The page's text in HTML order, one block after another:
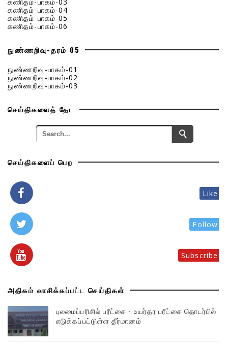
கணிதம்-பாகம்-04
கணிதம்-பாகம்-05
கணிதம்-பாகம்-06
நுண்ணறிவு-தரம் 05
நுண்ணறிவு-பாகம்-01
நுண்ணறிவு-பாகம்-02
நுண்ணறிவு-பாகம்-03
செய்திகளைத் தேட
செய்திகளைப் பெற
Like
Follow
Subscribe
அதிகம் வாசிக்கப்பட்ட செய்திகள்
புலமைப்பரிசில் பரீட்சை - உயர்தர பரீட்சை தொடர்பில்
எடுக்கப்பட்டுள்ள தீர்மானம்